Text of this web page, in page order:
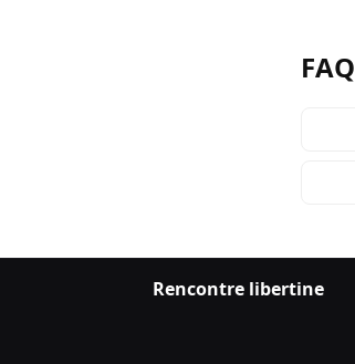
FAQ
Rencontre libertine